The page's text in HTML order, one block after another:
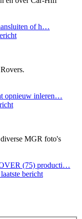
of h…
opnieuw inleren…
MGR foto's
(75) producti…
bericht